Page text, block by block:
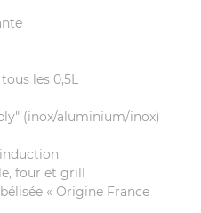
les 0,5L
(inox/aluminium/inox)
four et grill
« Origine France